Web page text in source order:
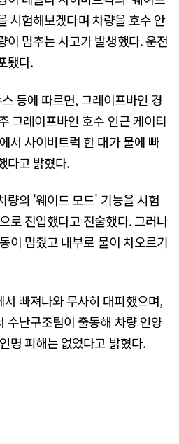
시험해보겠다며 차량을 호수 안
이 멈추는 사고가 발생했다. 운전
됐다.
등에 따르면, 그레이프바인 경
그레이프바인 호수 인근 케이티
서 사이버트럭 한 대가 물에 빠
다고 밝혔다.
량의 '웨이드 모드' 기능을 시험
로 진입했다고 진술했다. 그러나
이 멈췄고 내부로 물이 차오르기
빠져나와 무사히 대피했으며,
수난구조팀이 출동해 차량 인양
명 피해는 없었다고 밝혔다.